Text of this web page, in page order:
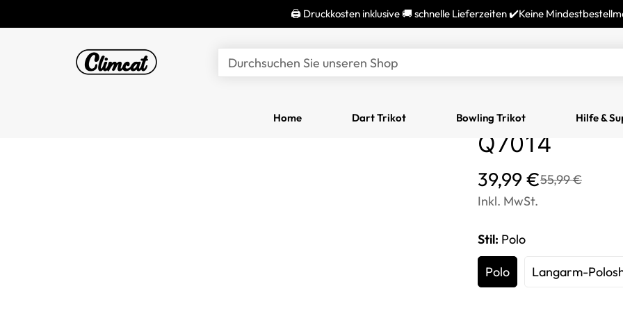
🖨 Druckkosten inklusive 🚚 schnelle Lieferzeiten ✔️Keine
Durchsuchen Sie unseren Shop
Home Dart Trikot Bowling Trikot Hilfe &
mit
Bowling
Q7014
Translation
missing:
39,99 €
Translation
missing:
55,99 €
Inkl. MwSt.
Stil: Polo
Polo Langarm-